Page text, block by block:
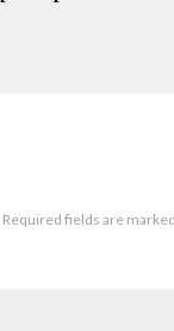
Required fields are